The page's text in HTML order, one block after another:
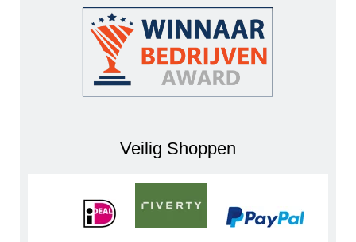
Veilig Shoppen